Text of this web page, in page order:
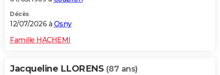
Décès
12/07/2026 à Osny
Famille HACHEMI
Jacqueline LLORENS (87 ans)